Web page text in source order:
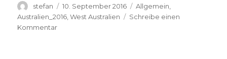
Autor
stefan
Veröffentlicht
am
10. September 2016 Kategorien
Allgemein
Australien_2016 ,West Australien
Schreibe einen
Kommentarzu